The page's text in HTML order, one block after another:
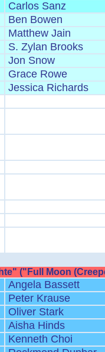
Carlos Sanz
Ben Bowen
Matthew Jain
S. Zylan Brooks
Jon Snow
Grace Rowe
Jessica Richards
("Full Moon
Angela Bassett
Peter Krause
Oliver Stark
Aisha Hinds
Kenneth Choi